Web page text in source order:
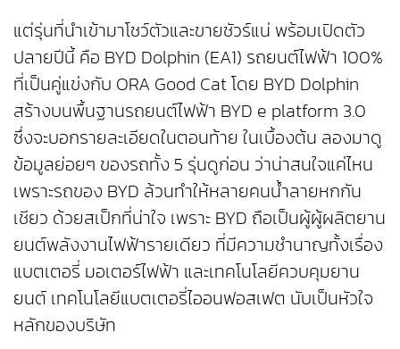
แต่รุ่นที่นำเข้ามาโชว์ตัวและขายชัวร์แน่ พร้อมเปิดตัว
ปลายปีนี้ คือ BYD Dolphin (EA1) รถยนต์ไฟฟ้า 100%
ที่เป็นคู่แข่งกับ ORA Good Cat โดย BYD Dolphin
สร้างบนพื้นฐานรถยนต์ไฟฟ้า BYD e platform 3.0
ซึ่งจะบอกรายละเอียดในตอนท้าย ในเบื้องต้น ลองมาดู
ข้อมูลย่อยๆ ของรถทั้ง 5 รุ่นดูก่อน ว่าน่าสนใจแค่ไหน
เพราะรถของ BYD ล้วนทำให้หลายคนน้ำลายหกกัน
เชียว ด้วยสเป็กที่น่าใจ เพราะ BYD ถือเป็นผู้ผู้ผลิตยาน
ยนต์พลังงานไฟฟ้ารายเดียว ที่มีความชำนาญทั้งเรื่อง
แบตเตอรี่ มอเตอร์ไฟฟ้า และเทคโนโลยีควบคุมยาน
ยนต์ เทคโนโลยีแบตเตอรี่ไออนฟอสเฟต นับเป็นหัวใจ
หลักของบริษัท